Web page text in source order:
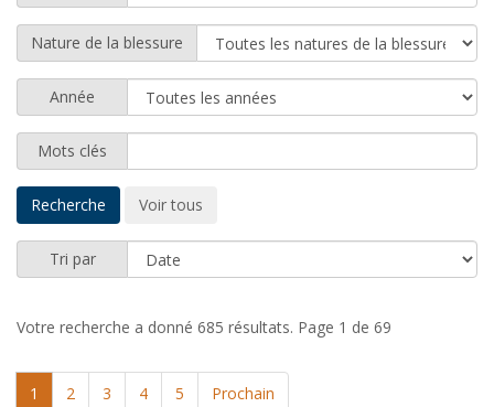
Nature de la blessure
Année
Mots clés
Tri par
Votre recherche a donné 685 résultats. Page 1 de 69
1 2 3 4 5 Prochain